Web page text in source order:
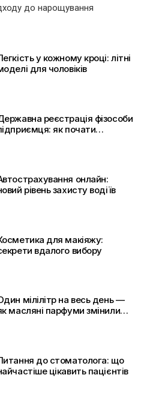
до нарощування
у кожному кроці: літні
для чоловіків
реєстрація фізособи
як почати
онлайн:
рівень захисту водіїв
для макіяжу:
вдалого вибору
мілілітр на весь день —
масляні парфуми змінили
до стоматолога: що
цікавить пацієнтів